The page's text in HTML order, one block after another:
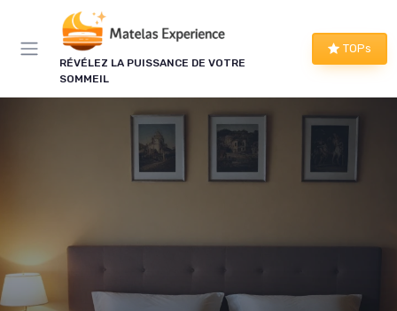
RÉVÉLEZ LA PUISSANCE DE VOTRE
SOMMEIL
TOPs
Panneau de gestion des cookies